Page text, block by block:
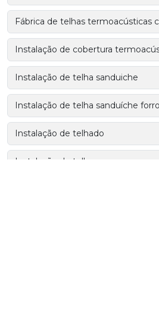
Fábrica de telhas termoacústicas
Instalação de cobertura
Instalação de telha sanduiche
Instalação de telha sanduíche
Instalação de telhado
Instalação de telhas